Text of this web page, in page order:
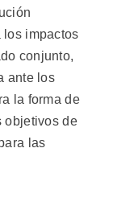
impactos
conjunto,
ante los
la forma de
objetivos de
las